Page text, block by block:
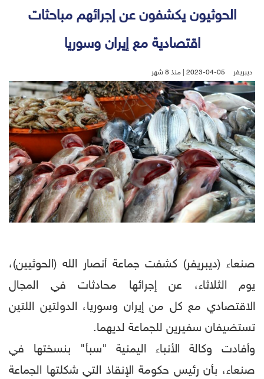
الحوثيون يكشفون عن إجرائهم مباحثات
اقتصادية مع إيران وسوريا
ديبريفر 2023-04-05 | منذ 8 شهر
صنعاء (ديبريفر) كشفت جماعة أنصار الله (الحوثيين)،
يوم الثلاثاء، عن إجرائها محادثات في المجال
الاقتصادي مع كل من إيران وسوريا، الدولتين اللتين
تستضيفان سفيرين للجماعة لديهما.
وأفادت وكالة الأنباء اليمنية "سبأ" بنسختها في
صنعاء، بأن رئيس حكومة الإنقاذ التي شكلتها الجماعة